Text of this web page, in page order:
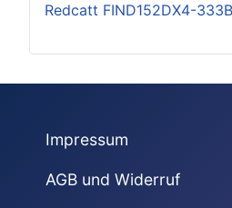
Redcatt FIND152DX4-333B
Impressum
AGB und Widerruf